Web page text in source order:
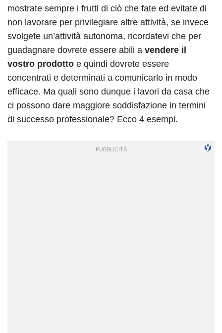
mostrate sempre i frutti di ciò che fate ed evitate di
non lavorare per privilegiare altre attività, se invece
svolgete un’attività autonoma, ricordatevi che per
guadagnare dovrete essere abili a vendere il
vostro prodotto e quindi dovrete essere
concentrati e determinati a comunicarlo in modo
efficace. Ma quali sono dunque i lavori da casa che
ci possono dare maggiore soddisfazione in termini
di successo professionale? Ecco 4 esempi.